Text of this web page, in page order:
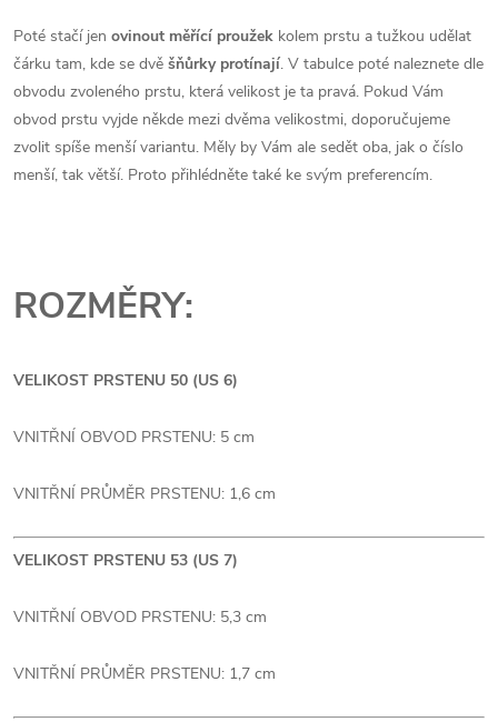
Poté stačí jen ovinout měřící proužek kolem prstu a tužkou udělat
čárku tam, kde se dvě šňůrky protínají. V tabulce poté naleznete dle
obvodu zvoleného prstu, která velikost je ta pravá. Pokud Vám
obvod prstu vyjde někde mezi dvěma velikostmi, doporučujeme
zvolit spíše menší variantu. Měly by Vám ale sedět oba, jak o číslo
menší, tak větší. Proto přihlédněte také ke svým preferencím.
ROZMĚRY:
VELIKOST PRSTENU 50 (US 6)
VNITŘNÍ OBVOD PRSTENU: 5 cm
VNITŘNÍ PRŮMĚR PRSTENU: 1,6 cm
VELIKOST PRSTENU 53 (US 7)
VNITŘNÍ OBVOD PRSTENU: 5,3 cm
VNITŘNÍ PRŮMĚR PRSTENU: 1,7 cm